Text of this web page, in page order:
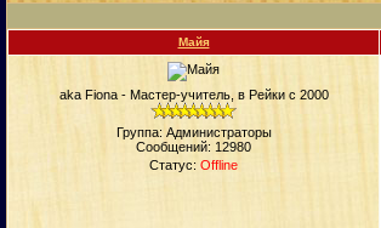
Майя
aka Fiona - Мастер-учитель, в Рейки с 2000
Группа: Администраторы
Сообщений: 12980
Статус: Offline